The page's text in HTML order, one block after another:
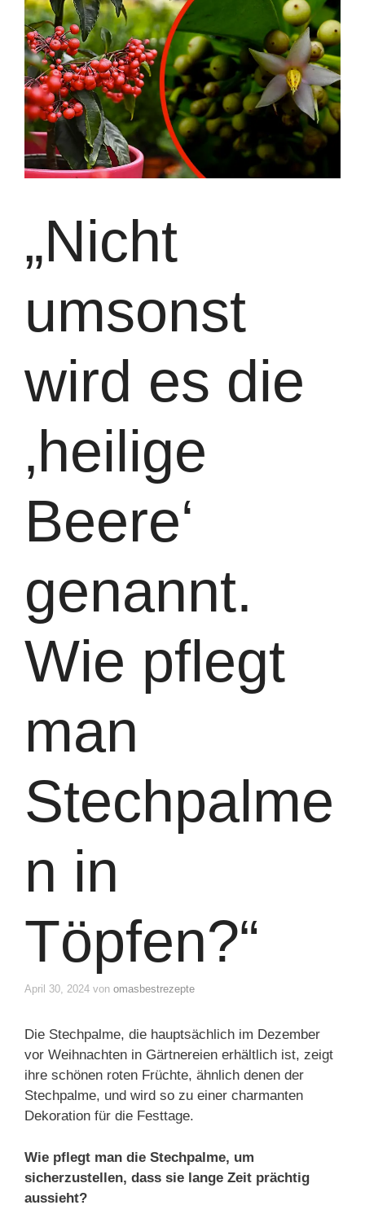
„Nicht
umsonst
wird es die
‚heilige
Beere‘
genannt.
Wie pflegt
man
Stechpalme
n in
Töpfen?“
April 30, 2024 von omasbestrezepte
Die Stechpalme, die hauptsächlich im Dezember
vor Weihnachten in Gärtnereien erhältlich ist, zeigt
ihre schönen roten Früchte, ähnlich denen der
Stechpalme, und wird so zu einer charmanten
Dekoration für die Festtage.
Wie pflegt man die Stechpalme, um
sicherzustellen, dass sie lange Zeit prächtig
aussieht?